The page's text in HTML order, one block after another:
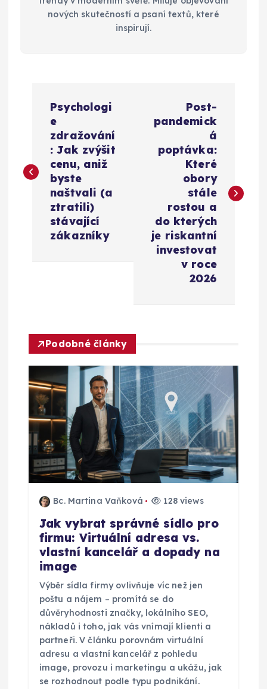
nových skutečností a psaní textů, které
inspirují.
i
p
r
o
p
ř
Psychologi
e
zdražování
: Jak zvýšit
cenu, aniž
byste
naštvali (a
ztratili)
stávající
zákazníky
Post-
pandemick
á
poptávka:
Které
obory
stále
rostou a
do kterých
je riskantní
investovat
v roce
2026
Podobné články
Bc. Martina Vaňková 128 views
Jak vybrat správné sídlo pro
firmu: Virtuální adresa vs.
vlastní kancelář a dopady na
image
Výběr sídla firmy ovlivňuje víc než jen
poštu a nájem – promítá se do
důvěryhodnosti značky, lokálního SEO,
nákladů i toho, jak vás vnímají klienti a
partneři. V článku porovnám virtuální
adresu a vlastní kancelář z pohledu
image, provozu i marketingu a ukážu, jak
se rozhodnout podle typu podnikání.